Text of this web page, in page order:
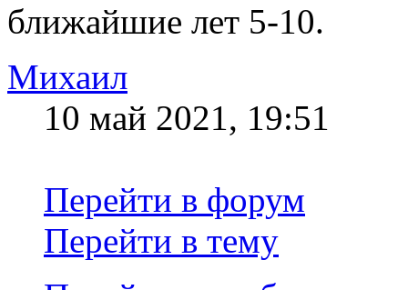
ближайшие лет 5-10.
Михаил
10 май 2021, 19:51
Перейти в форум
Перейти в тему